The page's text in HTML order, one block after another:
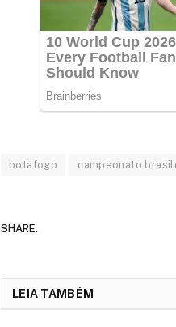
botafogo campeonato
SHARE.
LEIA TAMBÉM